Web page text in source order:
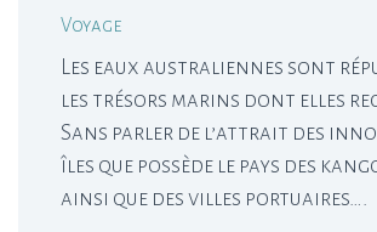
Voyage
Les eaux australiennes sont
les trésors marins dont elles
Sans parler de l’attrait des
îles que possède le pays des
ainsi que des villes portuaires….